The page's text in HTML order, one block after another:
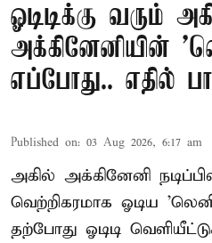
ஓடிடிக்கு வரும்
அக்கினேனியின்
எப்போது.. எதில்
Published on: 03 Aug 2026, 6:17 am
அகில் அக்கினேனி
வெற்றிகரமாக ஓடிய
தற்போது ஓடிடி